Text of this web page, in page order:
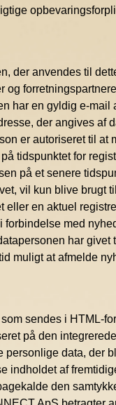
der anvendes til
og
har en gyldig e-mail
der angives af
er autoriseret til at
tidspunktet for
på et senere
vil kun blive brugt
eller en aktuel
med
har givet
muligt at afmelde
sendes i HTML-
på den
personlige data, der
indholdet af
den